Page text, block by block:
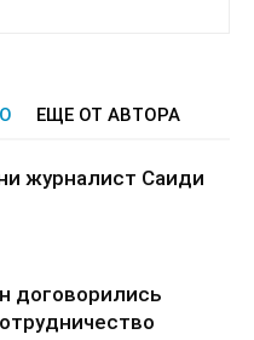
ЕЩЕ ОТ АВТОРА
журналист Саиди
договорились